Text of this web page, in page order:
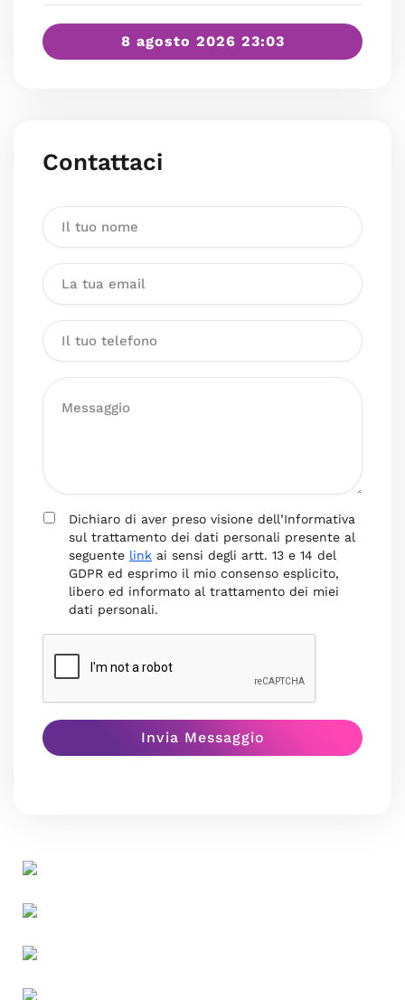
8 agosto 2026 23:03
Contattaci
Dichiaro di aver preso visione dell’Informativa
sul trattamento dei dati personali presente al
seguente link ai sensi degli artt. 13 e 14 del
GDPR ed esprimo il mio consenso esplicito,
libero ed informato al trattamento dei miei
dati personali.